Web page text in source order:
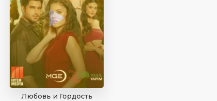
Любовь и Гордость